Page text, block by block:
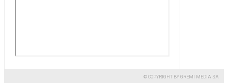
© COPYRIGHT BY GREMI MEDIA SA